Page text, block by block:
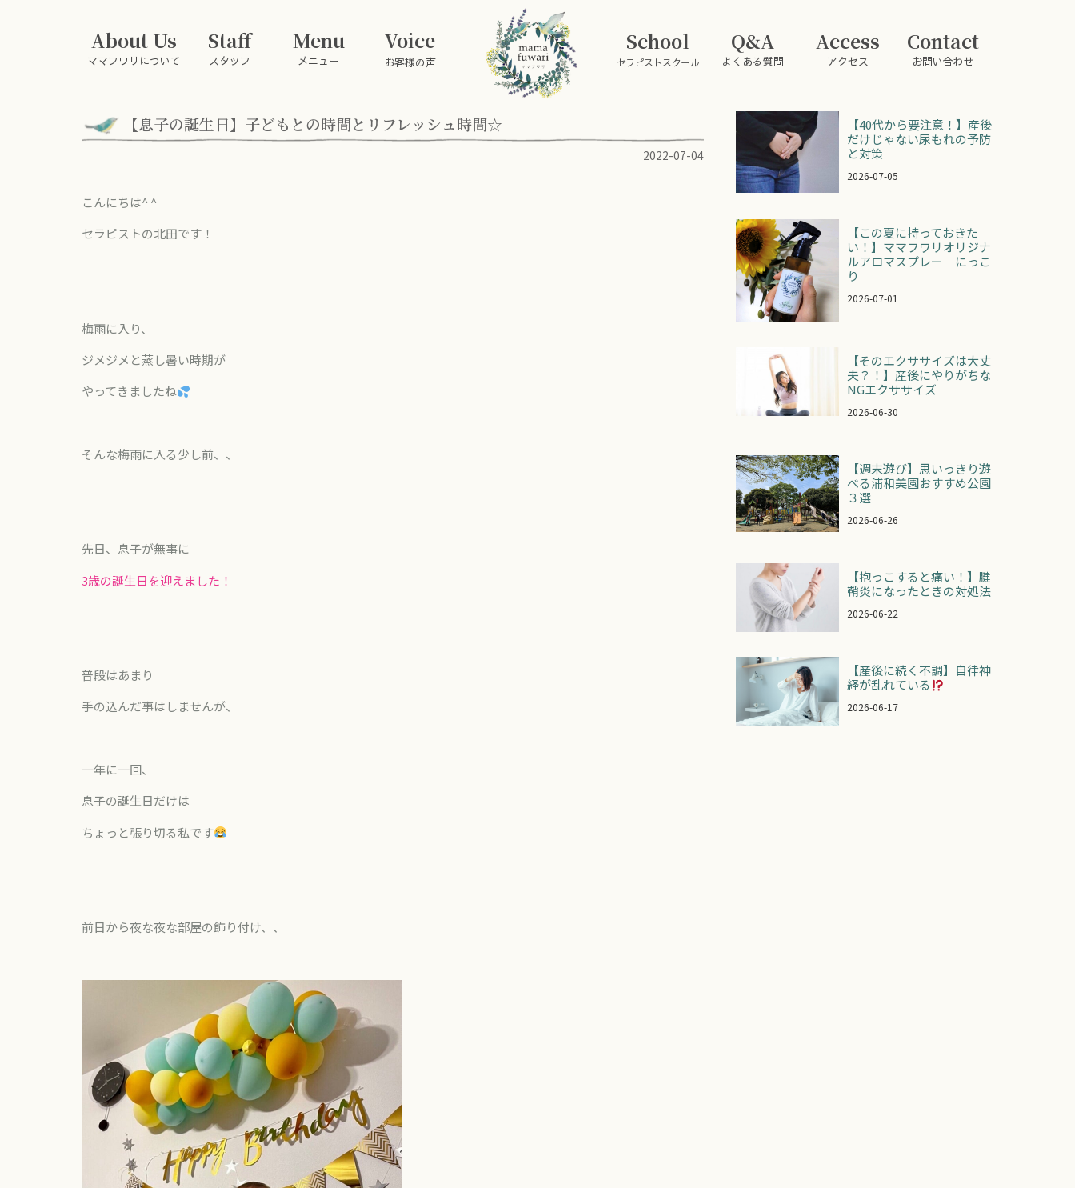
About Us
ママフワリについて
Staff
スタッフ
Menu
メニュー
Voice
お客様の声
School
セラピストスクール
Q&A
よくある質問
Access
アクセス
Contact
お問い合わせ
【息子の誕生日】子どもとの時間とリフレッシュ時間☆
2022-07-04
こんにちは^ ^
セラピストの北田です！
梅雨に入り、
ジメジメと蒸し暑い時期が
やってきましたね
そんな梅雨に入る少し前、、
先日、息子が無事に
3歳の誕生日を迎えました！
普段はあまり
手の込んだ事はしませんが、
一年に一回、
息子の誕生日だけは
ちょっと張り切る私です
前日から夜な夜な部屋の飾り付け、、
【40代から要注意！】産後
だけじゃない尿もれの予防
と対策
2026-07-05
【この夏に持っておきた
い！】ママフワリオリジナ
ルアロマスプレー にっこ
り
2026-07-01
【そのエクササイズは大丈
夫？！】産後にやりがちな
NGエクササイズ
2026-06-30
【週末遊び】思いっきり遊
べる浦和美園おすすめ公園
３選
2026-06-26
【抱っこすると痛い！】腱
鞘炎になったときの対処法
2026-06-22
【産後に続く不調】自律神
経が乱れている
2026-06-17